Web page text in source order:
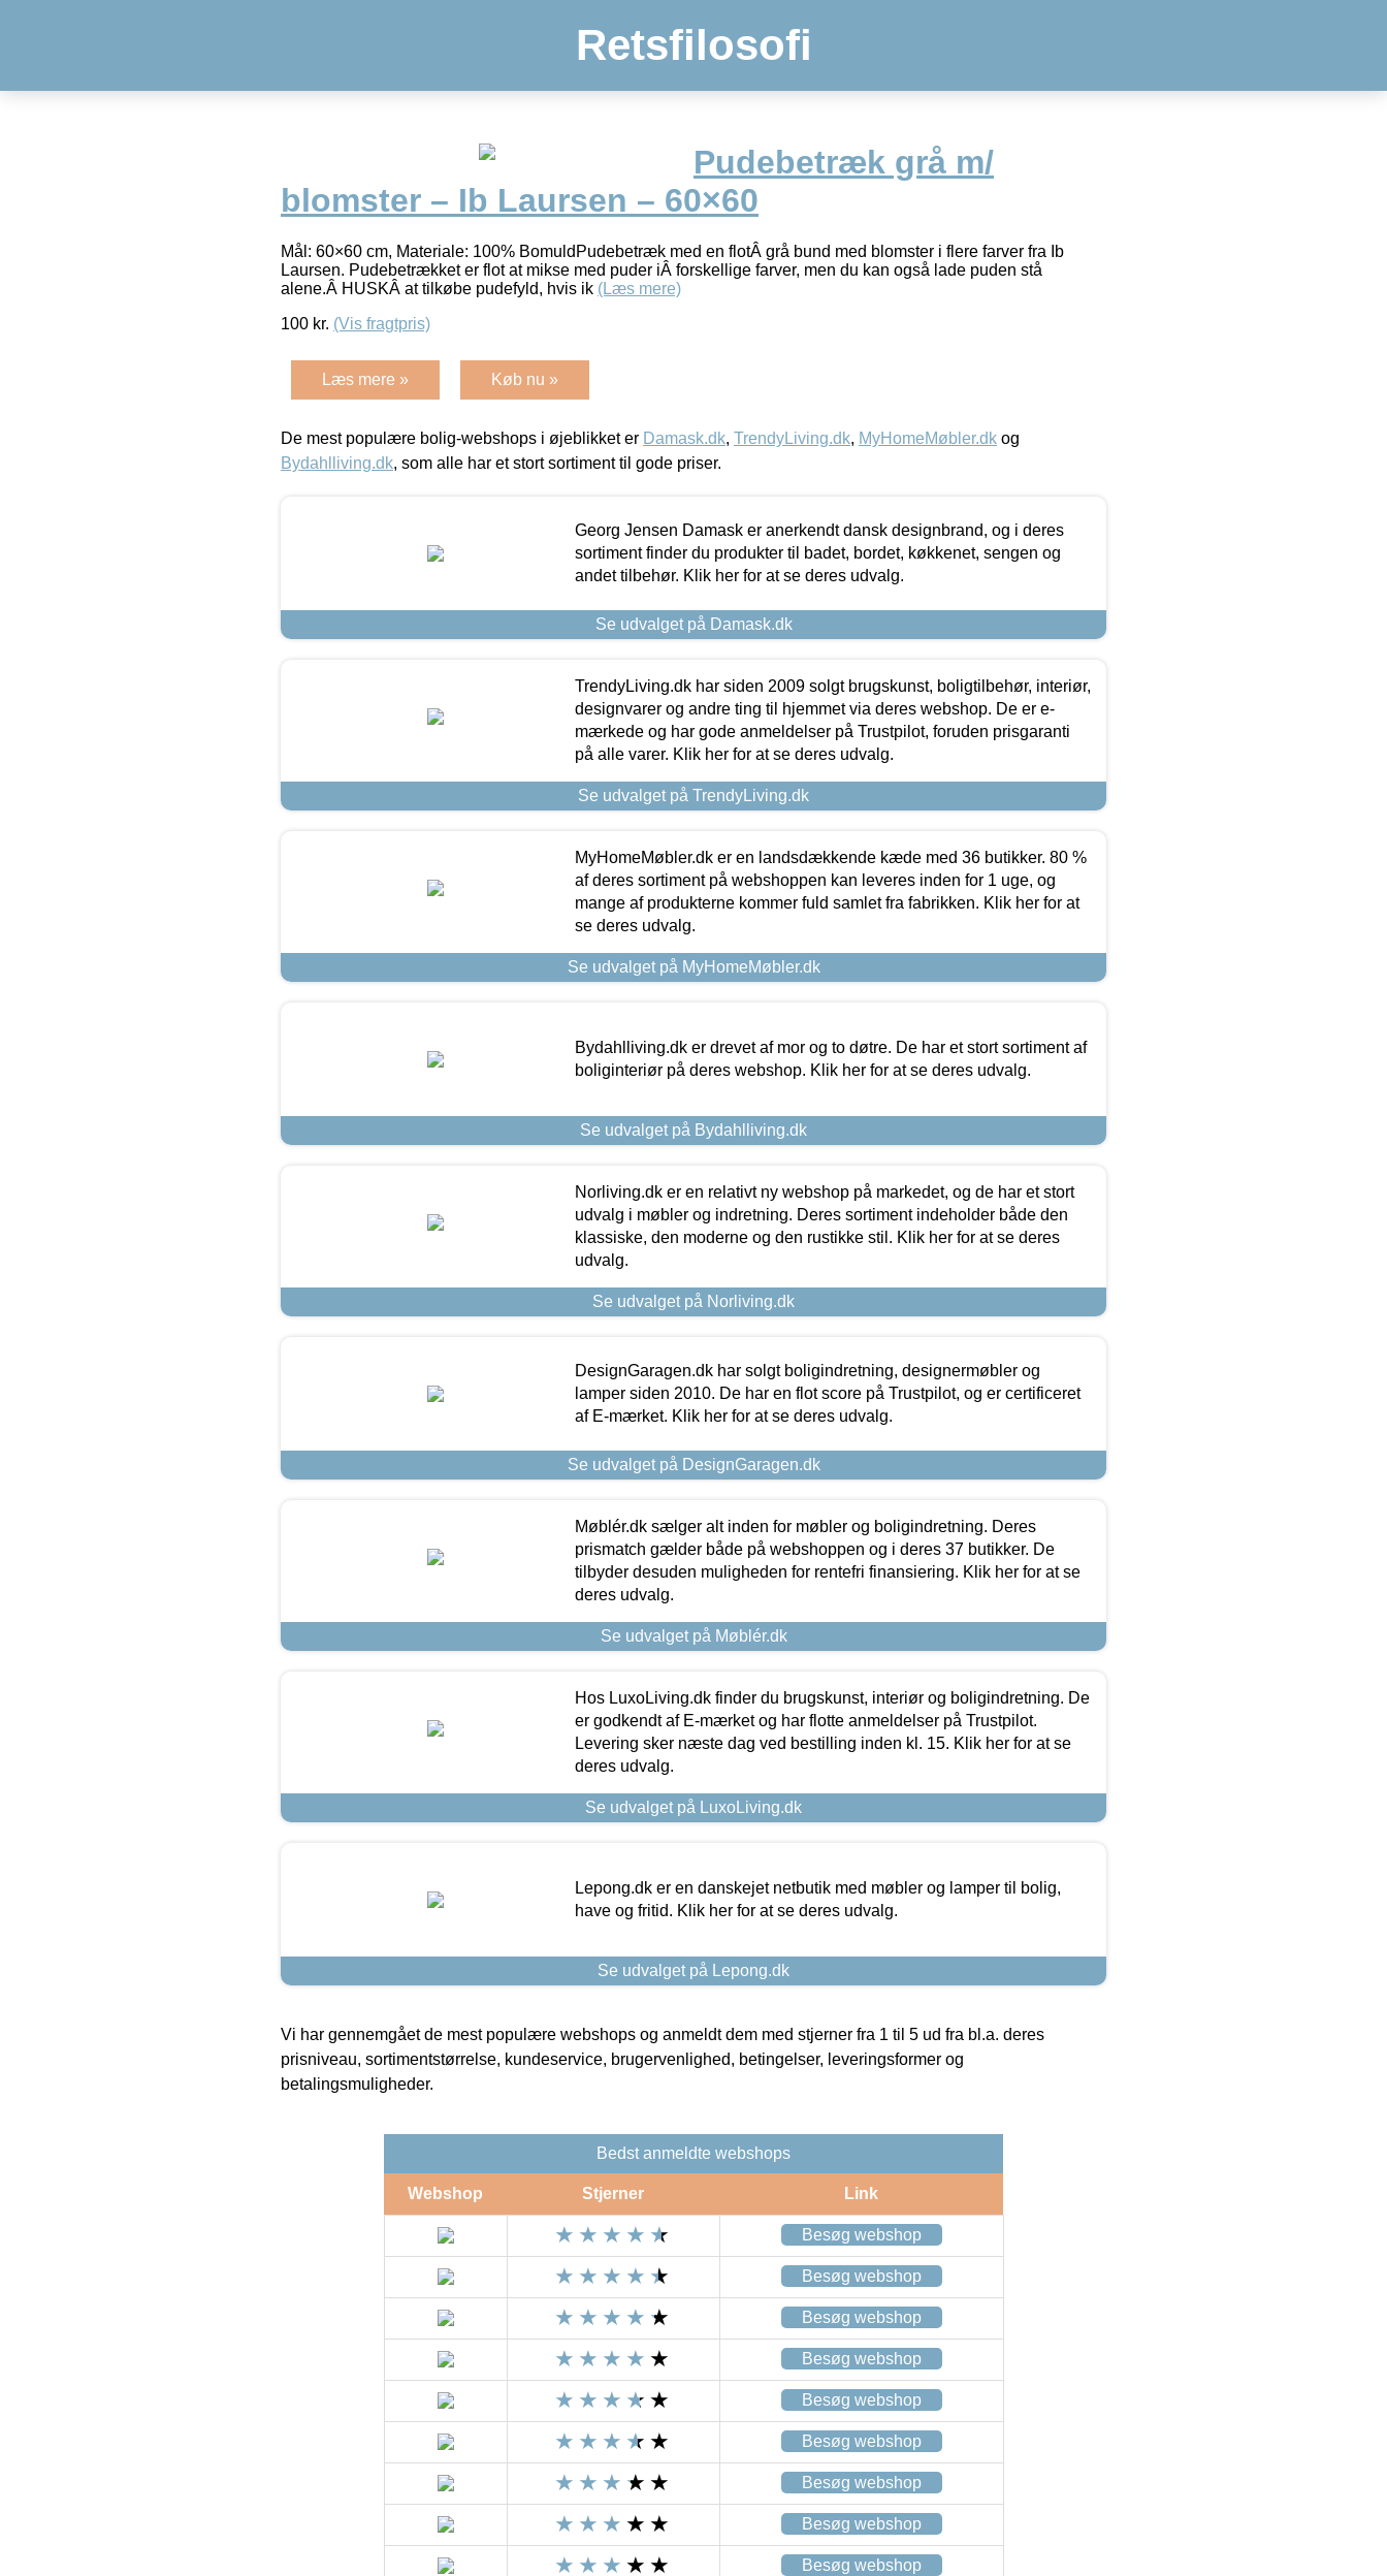
Retsfilosofi
Pudebetræk grå m/
blomster – Ib Laursen – 60×60
Mål: 60×60 cm, Materiale: 100% BomuldPudebetræk med en flotÂ grå bund med blomster i flere farver fra Ib
Laursen. Pudebetrækket er flot at mikse med puder iÂ forskellige farver, men du kan også lade puden stå
alene.Â HUSKÂ at tilkøbe pudefyld, hvis ik (Læs mere)
100 kr. (Vis fragtpris)
Læs mere » Køb nu »
De mest populære bolig-webshops i øjeblikket er Damask.dk, TrendyLiving.dk, MyHomeMøbler.dk og
Bydahlliving.dk, som alle har et stort sortiment til gode priser.
Georg Jensen Damask er anerkendt dansk designbrand, og i deres
sortiment finder du produkter til badet, bordet, køkkenet, sengen og
andet tilbehør. Klik her for at se deres udvalg.
Se udvalget på Damask.dk
TrendyLiving.dk har siden 2009 solgt brugskunst, boligtilbehør, interiør,
designvarer og andre ting til hjemmet via deres webshop. De er e-
mærkede og har gode anmeldelser på Trustpilot, foruden prisgaranti
på alle varer. Klik her for at se deres udvalg.
Se udvalget på TrendyLiving.dk
MyHomeMøbler.dk er en landsdækkende kæde med 36 butikker. 80 %
af deres sortiment på webshoppen kan leveres inden for 1 uge, og
mange af produkterne kommer fuld samlet fra fabrikken. Klik her for at
se deres udvalg.
Se udvalget på MyHomeMøbler.dk
Bydahlliving.dk er drevet af mor og to døtre. De har et stort sortiment af
boliginteriør på deres webshop. Klik her for at se deres udvalg.
Se udvalget på Bydahlliving.dk
Norliving.dk er en relativt ny webshop på markedet, og de har et stort
udvalg i møbler og indretning. Deres sortiment indeholder både den
klassiske, den moderne og den rustikke stil. Klik her for at se deres
udvalg.
Se udvalget på Norliving.dk
DesignGaragen.dk har solgt boligindretning, designermøbler og
lamper siden 2010. De har en flot score på Trustpilot, og er certificeret
af E-mærket. Klik her for at se deres udvalg.
Se udvalget på DesignGaragen.dk
Møblér.dk sælger alt inden for møbler og boligindretning. Deres
prismatch gælder både på webshoppen og i deres 37 butikker. De
tilbyder desuden muligheden for rentefri finansiering. Klik her for at se
deres udvalg.
Se udvalget på Møblér.dk
Hos LuxoLiving.dk finder du brugskunst, interiør og boligindretning. De
er godkendt af E-mærket og har flotte anmeldelser på Trustpilot.
Levering sker næste dag ved bestilling inden kl. 15. Klik her for at se
deres udvalg.
Se udvalget på LuxoLiving.dk
Lepong.dk er en danskejet netbutik med møbler og lamper til bolig,
have og fritid. Klik her for at se deres udvalg.
Se udvalget på Lepong.dk
Vi har gennemgået de mest populære webshops og anmeldt dem med stjerner fra 1 til 5 ud fra bl.a. deres
prisniveau, sortimentstørrelse, kundeservice, brugervenlighed, betingelser, leveringsformer og
betalingsmuligheder.
Bedst anmeldte webshops
Webshop Stjerner Link
Besøg webshop
Besøg webshop
Besøg webshop
Besøg webshop
Besøg webshop
Besøg webshop
Besøg webshop
Besøg webshop
Besøg webshop